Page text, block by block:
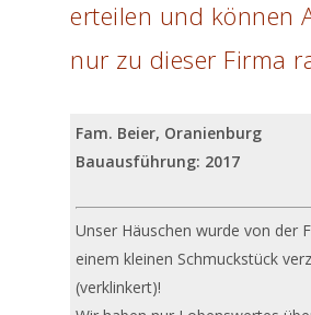
erteilen und können
nur zu dieser Firma
Fam. Beier, Oranienburg
Bauausführung: 2017
Unser Häuschen wurde von der
einem kleinen Schmuckstück
(verklinkert)!